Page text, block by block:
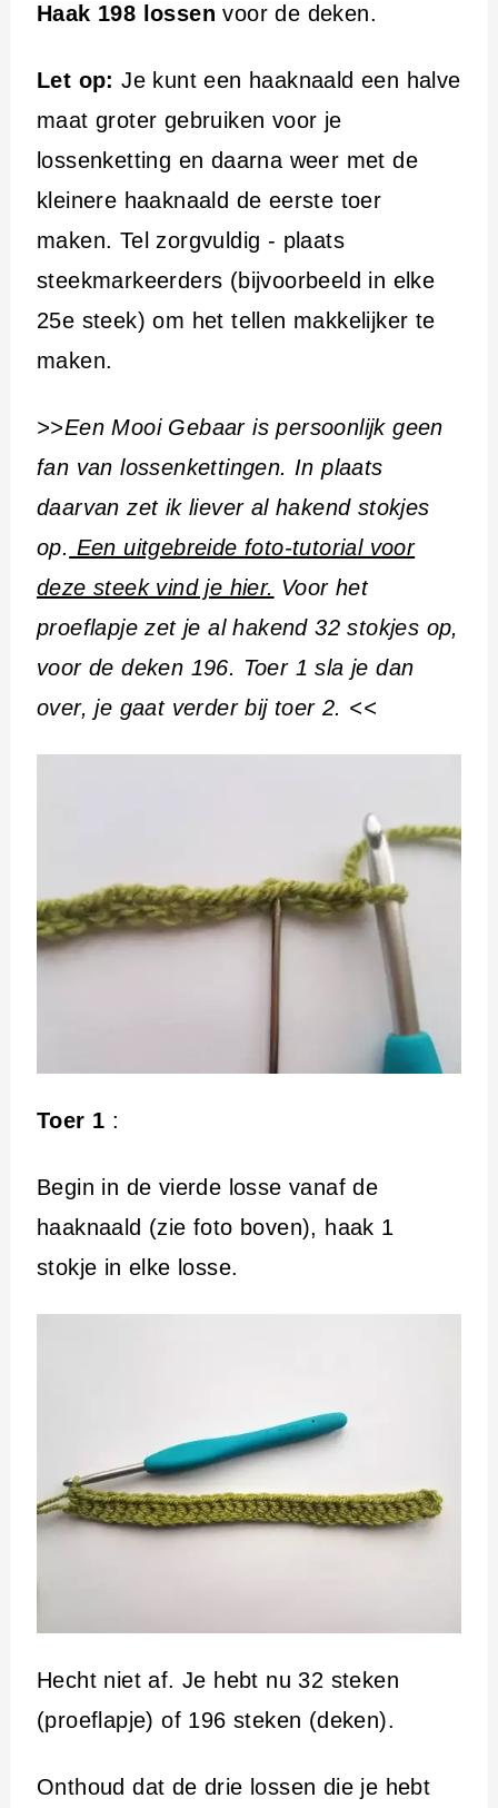
Haak 198 lossenvoor de deken.
Let op:Je kunt een haaknaald een halve
maat groter gebruiken voor je
lossenketting en daarna weer met de
kleinere haaknaald de eerste toer
maken. Tel zorgvuldig - plaats
steekmarkeerders (bijvoorbeeld in elke
25e steek) om het tellen makkelijker te
maken.
>>Een Mooi Gebaar is persoonlijk geen
fan van lossenkettingen. In plaats
daarvan zet ik liever al hakend stokjes
op. Een uitgebreide foto-tutorial voor
deze steek vind je hier. Voor het
proeflapje zet je al hakend 32 stokjes op,
voor de deken 196. Toer 1 sla je dan
over, je gaat verder bij toer 2. <<
Toer 1 :
Begin in de vierde losse vanaf de
haaknaald (zie foto boven), haak 1
stokje in elke losse.
Hecht niet af. Je hebt nu 32 steken
(proeflapje) of 196 steken (deken).
Onthoud dat de drie lossen die je hebt